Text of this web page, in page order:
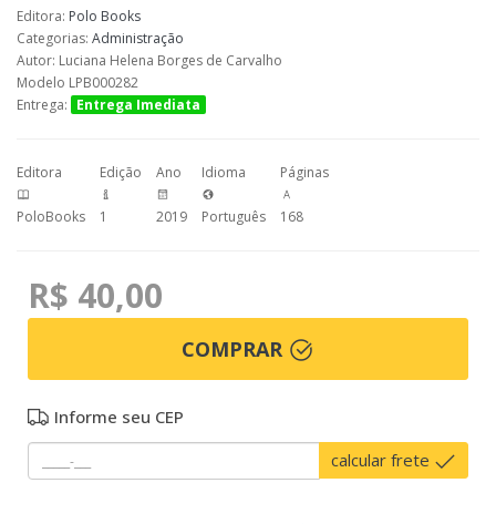
Editora: Polo Books
Categorias: Administração
Autor: Luciana Helena Borges de Carvalho
Modelo LPB000282
Entrega: Entrega Imediata
Editora
PoloBooks
Edição
1
Ano
2019
Idioma
Português
Páginas
168
R$ 40,00
COMPRAR
Informe seu CEP
calcular frete